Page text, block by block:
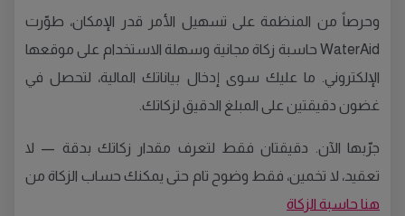
وحرصاً من المنظمة على تسهيل الأمر قدر الإمكان، طوّرت
WaterAid حاسبة زكاة مجانية وسهلة الاستخدام على موقعها
الإلكتروني. ما عليك سوى إدخال بياناتك المالية، لتحصل في
غضون دقيقتين على المبلغ الدقيق لزكاتك.
جرّبها الآن. دقيقتان فقط لتعرف مقدار زكاتك بدقة — لا
تعقيد، لا تخمين، فقط وضوح تام حتى يمكنك حساب الزكاة من
هنا حاسبة الزكاة